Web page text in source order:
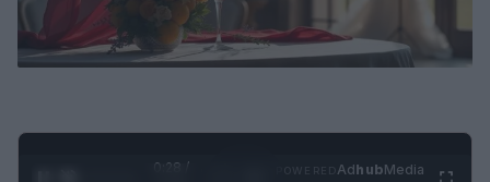
0:29 /
AdhubMedia